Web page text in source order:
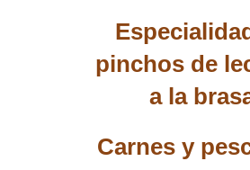
pinchos de
a la
Carnes y